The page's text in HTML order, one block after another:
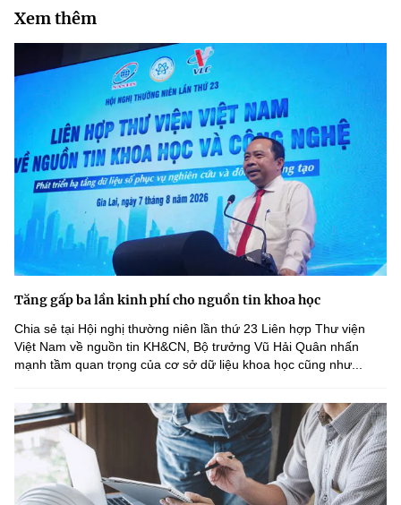
Xem thêm
Tăng gấp ba lần kinh phí cho nguồn tin khoa học
Chia sẻ tại Hội nghị thường niên lần thứ 23 Liên hợp Thư viện
Việt Nam về nguồn tin KH&CN, Bộ trưởng Vũ Hải Quân nhấn
mạnh tầm quan trọng của cơ sở dữ liệu khoa học cũng như...